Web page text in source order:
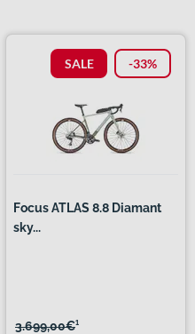
SALE -33%
Focus ATLAS 8.8 Diamant
sky...
3.699,00€¹